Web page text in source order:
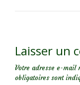
Laisser un
Votre adresse e-mail
obligatoires sont